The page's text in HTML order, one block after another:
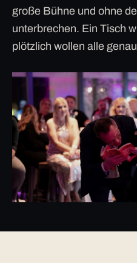
große Bühne und ohne
unterbrechen. Ein Tisch
plötzlich wollen alle